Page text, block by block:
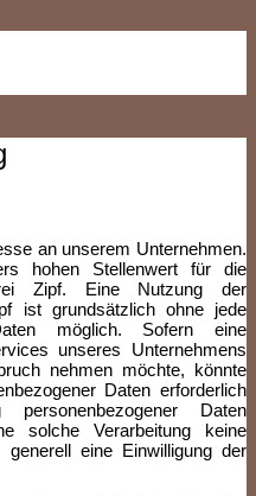
an unserem Unternehmen.
hohen Stellenwert für die
Zipf. Eine Nutzung der
ist grundsätzlich ohne jede
möglich. Sofern eine
unseres Unternehmens
nehmen möchte, könnte
Daten erforderlich
Daten
solche Verarbeitung keine
eine Einwilligung der